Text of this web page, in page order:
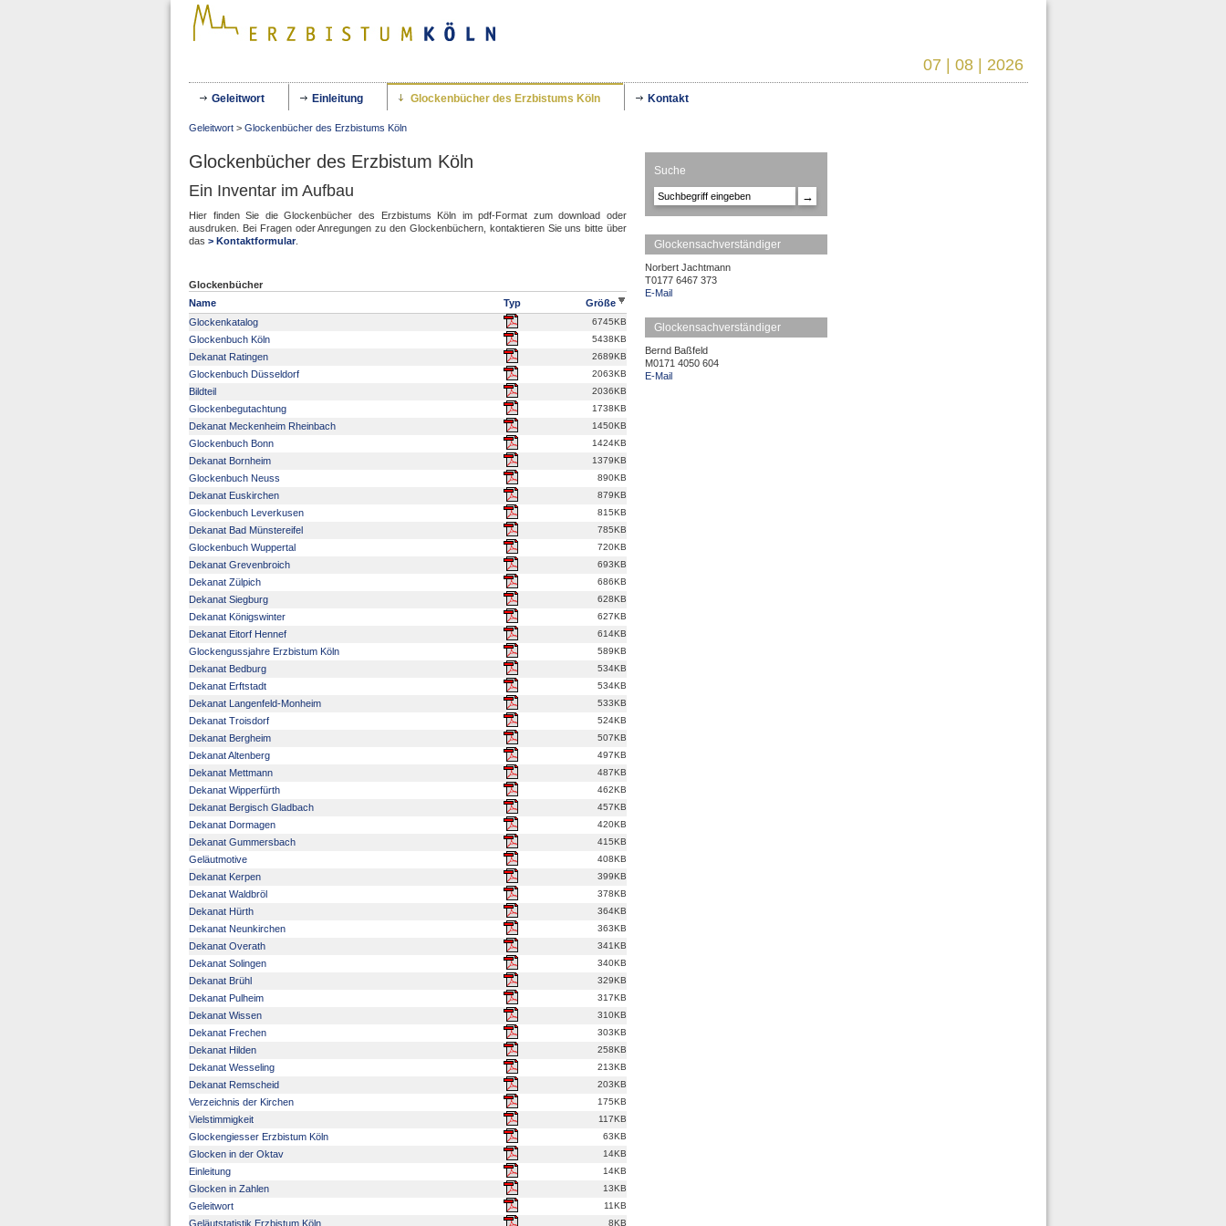
07 | 08 | 2026
Geleitwort Einleitung Glockenbücher des Erzbistums Köln Kontakt
Geleitwort > Glockenbücher des Erzbistums Köln
Glockenbücher des Erzbistum Köln
Ein Inventar im Aufbau
Hier finden Sie die Glockenbücher des Erzbistums Köln im pdf-Format zum download oder
ausdruken. Bei Fragen oder Anregungen zu den Glockenbüchern, kontaktieren Sie uns bitte über
das > Kontaktformular.
Glockenbücher
Name
Typ
Größe
Glockenkatalog
6745KB
Glockenbuch Köln 5438KB
Dekanat Ratingen 2689KB
Glockenbuch Düsseldorf 2063KB
Bildteil 2036KB
Glockenbegutachtung 1738KB
Dekanat Meckenheim Rheinbach 1450KB
Glockenbuch Bonn 1424KB
Dekanat Bornheim 1379KB
Glockenbuch Neuss 890KB
Dekanat Euskirchen 879KB
Glockenbuch Leverkusen 815KB
Dekanat Bad Münstereifel 785KB
Glockenbuch Wuppertal 720KB
Dekanat Grevenbroich 693KB
Dekanat Zülpich 686KB
Dekanat Siegburg 628KB
Dekanat Königswinter 627KB
Dekanat Eitorf Hennef 614KB
Glockengussjahre Erzbistum Köln 589KB
Dekanat Bedburg 534KB
Dekanat Erftstadt 534KB
Dekanat Langenfeld-Monheim 533KB
Dekanat Troisdorf 524KB
Dekanat Bergheim 507KB
Dekanat Altenberg 497KB
Dekanat Mettmann 487KB
Dekanat Wipperfürth 462KB
Dekanat Bergisch Gladbach 457KB
Dekanat Dormagen 420KB
Dekanat Gummersbach 415KB
Geläutmotive 408KB
Dekanat Kerpen 399KB
Dekanat Waldbröl 378KB
Dekanat Hürth 364KB
Dekanat Neunkirchen 363KB
Dekanat Overath 341KB
Dekanat Solingen 340KB
Dekanat Brühl 329KB
Dekanat Pulheim 317KB
Dekanat Wissen 310KB
Dekanat Frechen 303KB
Dekanat Hilden 258KB
Dekanat Wesseling 213KB
Dekanat Remscheid 203KB
Verzeichnis der Kirchen 175KB
Vielstimmigkeit 117KB
Glockengiesser Erzbistum Köln 63KB
Glocken in der Oktav 14KB
Einleitung 14KB
Glocken in Zahlen 13KB
Geleitwort 11KB
Geläutstatistik Erzbistum Köln 8KB
Suche
→
Glockensachverständiger
Norbert Jachtmann
T0177 6467 373
E-Mail
Glockensachverständiger
Bernd Baßfeld
M0171 4050 604
E-Mail